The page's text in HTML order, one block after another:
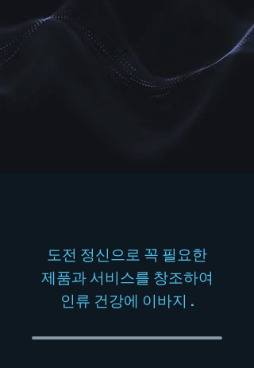
​도전 정신으로 꼭 필요한
제품과 서비스를 창조하여
인류 건강에 이바지 .